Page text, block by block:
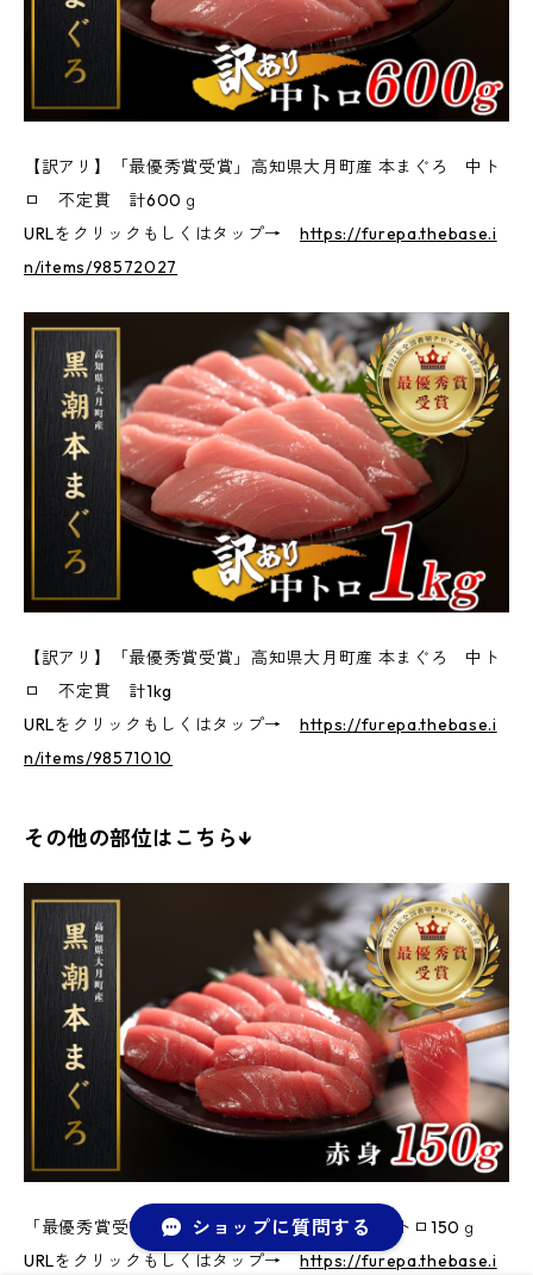
【訳アリ】「最優秀賞受賞」高知県大月町産 本まぐろ 中ト
ロ 不定貫 計600ｇ
URLをクリックもしくはタップ→ https://furepa.thebase.i
n/items/98572027
【訳アリ】「最優秀賞受賞」高知県大月町産 本まぐろ 中ト
ロ 不定貫 計1kg
URLをクリックもしくはタップ→ https://furepa.thebase.i
n/items/98571010
その他の部位はこちら↓
「最優秀賞受賞」高知県大月町産 本まぐろ 中トロ150ｇ
URLをクリックもしくはタップ→https://furepa.thebase.i
ショップに質問する